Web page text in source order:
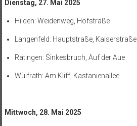
Dienstag, 27. Mai 2025
Hilden: Weidenweg, Hofstraße
Langenfeld: Hauptstraße, Kaiserstraße
Ratingen: Sinkesbruch, Auf der Aue
Wülfrath: Am Kliff, Kastanienallee
Mittwoch, 28. Mai 2025